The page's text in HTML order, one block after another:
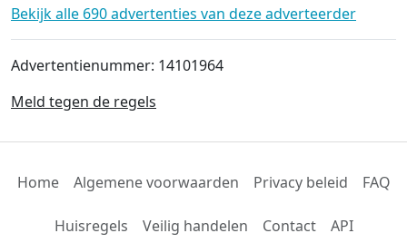
Bekijk alle 690 advertenties van deze adverteerder
Advertentienummer: 14101964
Meld tegen de regels
Home Algemene voorwaarden Privacy beleid FAQ
Huisregels Veilig handelen Contact API